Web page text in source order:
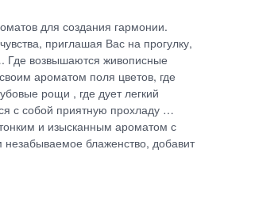
для создания гармонии.
приглашая Вас на прогулку,
Где возвышаются живописные
ароматом поля цветов, где
рощи , где дует легкий
с собой приятную прохладу …
и изысканным ароматом с
блаженство, добавит